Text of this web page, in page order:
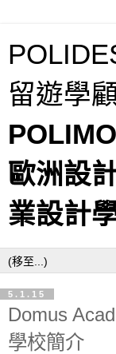
留遊學
歐洲設
業設計
5.1.15
Domus
學校簡介